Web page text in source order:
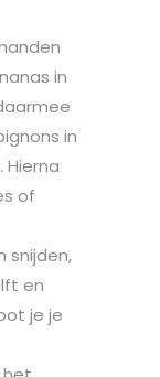
in
in
Hierna
of
snijden,
en
je je